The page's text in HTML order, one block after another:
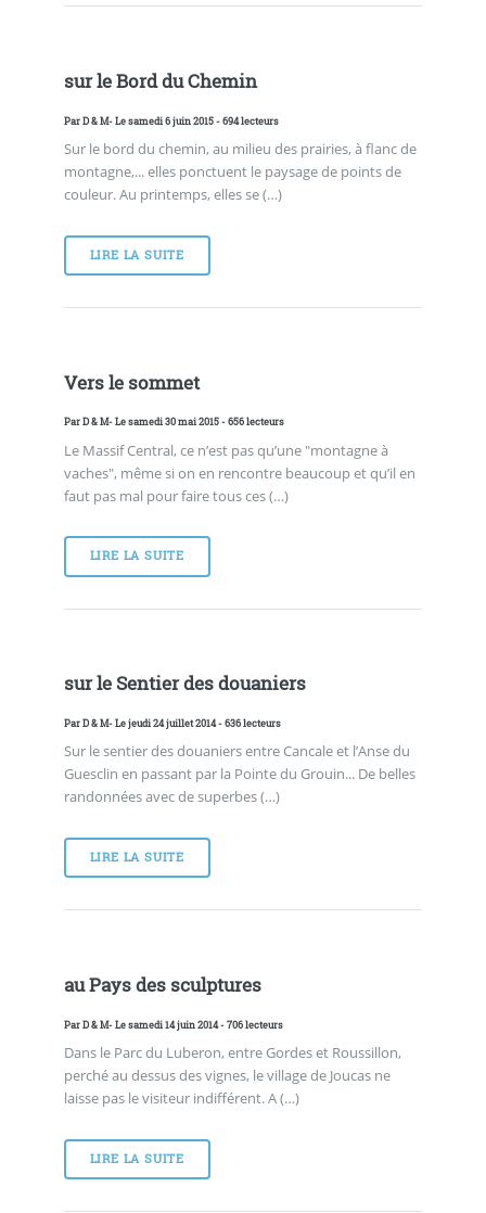
sur le Bord du Chemin
ParD & M- Le samedi 6 juin 2015 - 694 lecteurs
Sur le bord du chemin, au milieu des prairies, à flanc de
montagne,... elles ponctuent le paysage de points de
couleur. Au printemps, elles se (…)
LIRE LA SUITE
Vers le sommet
ParD & M- Le samedi 30 mai 2015 - 656 lecteurs
Le Massif Central, ce n’est pas qu’une "montagne à
vaches", même si on en rencontre beaucoup et qu’il en
faut pas mal pour faire tous ces (…)
LIRE LA SUITE
sur le Sentier des douaniers
ParD & M- Le jeudi 24 juillet 2014 - 636 lecteurs
Sur le sentier des douaniers entre Cancale et l’Anse du
Guesclin en passant par la Pointe du Grouin... De belles
randonnées avec de superbes (…)
LIRE LA SUITE
au Pays des sculptures
ParD & M- Le samedi 14 juin 2014 - 706 lecteurs
Dans le Parc du Luberon, entre Gordes et Roussillon,
perché au dessus des vignes, le village de Joucas ne
laisse pas le visiteur indifférent. A (…)
LIRE LA SUITE